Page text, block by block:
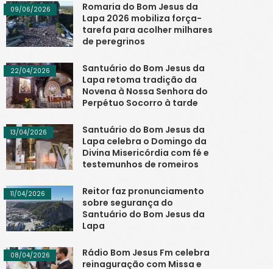
Romaria do Bom Jesus da
Lapa 2026 mobiliza força-
tarefa para acolher milhares
de peregrinos
09/06/2026
Santuário do Bom Jesus da
Lapa retoma tradição da
Novena à Nossa Senhora do
Perpétuo Socorro à tarde
22/04/2026
Santuário do Bom Jesus da
Lapa celebra o Domingo da
Divina Misericórdia com fé e
testemunhos de romeiros
13/04/2026
Reitor faz pronunciamento
sobre segurança do
Santuário do Bom Jesus da
Lapa
11/04/2026
Rádio Bom Jesus Fm celebra
reinaguração com Missa e
08/04/2026